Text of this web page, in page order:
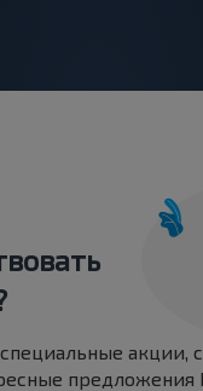
акции,
предложения